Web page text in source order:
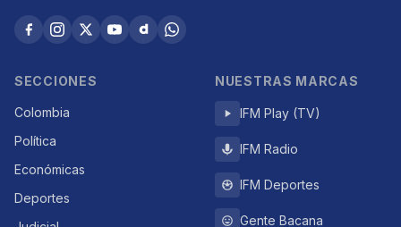
SECCIONES
Colombia
Política
Económicas
Deportes
NUESTRAS MARCAS
IFM Play (TV)
IFM Radio
IFM Deportes
Gente Bacana